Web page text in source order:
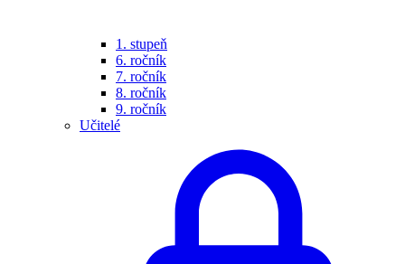
1. stupeň
6. ročník
7. ročník
8. ročník
9. ročník
Učitelé